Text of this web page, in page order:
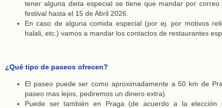
tener alguna dieta especial se tiene que mandar por
festival hasta el 15 de Abril 2026.
En caso de alguna comida especial (por ej. por motivos
halali, etc.) vamos a mandar los contactos de restaurantes
¿Qué tipo de paseos ofrecen?
El paseo puede ser como aproximadamente a 50 km de
paseo mas lejos, pediremos un dinero extra).
Puede ser también en Praga (de acuerdo a la